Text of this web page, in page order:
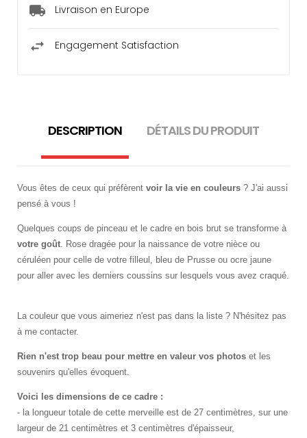
Livraison en Europe
Engagement Satisfaction
DESCRIPTION DÉTAILS DU PRODUIT
Vous êtes de ceux qui préfèrent voir la vie en couleurs ? J'ai aussi
pensé à vous !
Quelques coups de pinceau et le cadre en bois brut se transforme à
votre goût. Rose dragée pour la naissance de votre nièce ou
céruléen pour celle de votre filleul, bleu de Prusse ou ocre jaune
pour aller avec les derniers coussins sur lesquels vous avez craqué.
La couleur que vous aimeriez n'est pas dans la liste ? N'hésitez pas
à me contacter.
Rien n'est trop beau pour mettre en valeur vos photos et les
souvenirs qu'elles évoquent.
Voici les dimensions de ce cadre :
- la longueur totale de cette merveille est de 27 centimètres, sur une
largeur de 21 centimètres et 3 centimètres d'épaisseur,